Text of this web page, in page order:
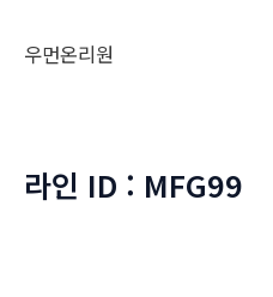
우먼온리원
라인 ID : MFG99